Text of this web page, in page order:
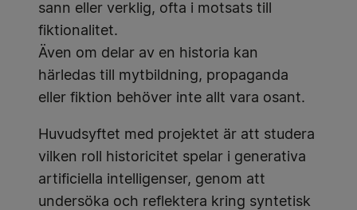
sann eller verklig, ofta i motsats till
fiktionalitet.
Även om delar av en historia kan
härledas till mytbildning, propaganda
eller fiktion behöver inte allt vara osant.
Huvudsyftet med projektet är att studera
vilken roll historicitet spelar i generativa
artificiella intelligenser, genom att
undersöka och reflektera kring syntetisk